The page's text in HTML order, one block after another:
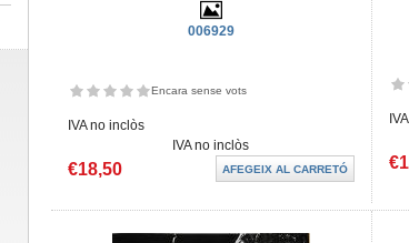
006929
Encara sense vots
IVA no inclòs
IVA no inclòs
€18,50